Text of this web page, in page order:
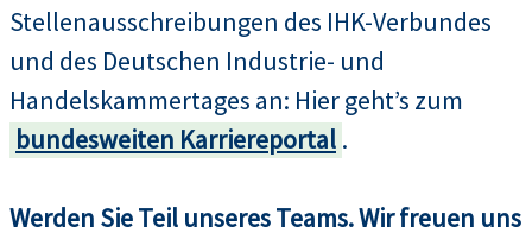
Stellenausschreibungen des IHK-Verbundes
und des Deutschen Industrie- und
Handelskammertages an: Hier geht’s zum
bundesweiten Karriereportal .
Werden Sie Teil unseres Teams. Wir freuen uns